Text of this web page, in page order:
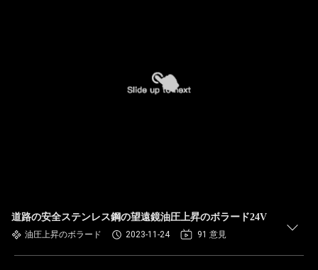
道路の安全ステンレス鋼の望遠鏡油圧上昇のボラード24V
油圧上昇のボラード 2023-11-24 91 意見